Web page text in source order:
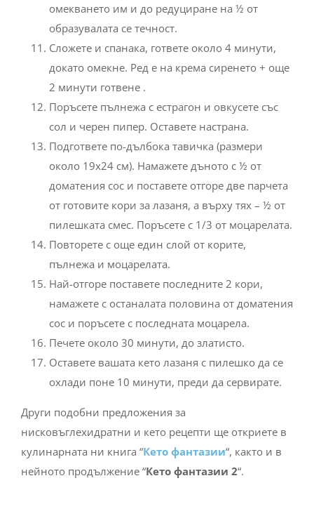
омекването им и до редуциране на ½ от
образувалата се течност.
Сложете и спанака, гответе около 4 минути,
докато омекне. Ред е на крема сиренето + още
2 минути готвене .
Поръсете пълнежа с естрагон и овкусете със
сол и черен пипер. Оставете настрана.
Подгответе по-дълбока тавичка (размери
около 19х24 см). Намажете дъното с ½ от
доматения сос и поставете отгоре две парчета
от готовите кори за лазаня, а върху тях – ½ от
пилешката смес. Поръсете с 1/3 от моцарелата.
Повторете с още един слой от корите,
пълнежа и моцарелата.
Най-отгоре поставете последните 2 кори,
намажете с останалата половина от доматения
сос и поръсете с последната моцарела.
Печете около 30 минути, до златисто.
Оставете вашата кето лазаня с пилешко да се
охлади поне 10 минути, преди да сервирате.
Други подобни предложения за
нисковъглехидратни и кето рецепти ще откриете в
кулинарната ни книга “Кето фантазии“, както и в
нейното продължение “Кето фантазии 2“.